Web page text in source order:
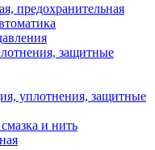
предохранительная
защитные
уплотнения, защитные
и нить